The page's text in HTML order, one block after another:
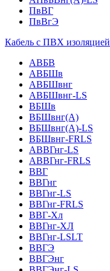
ПвВГ
ПвВгЭ
Кабель с ПВХ изоляцией
АВБВ
АВБШв
АВБШвнг
АВБШвнг-LS
ВБШв
ВБШвнг(A)
ВБШвнг(А)-LS
ВБШвнг-FRLS
АВВГнг-LS
АВВГнг-FRLS
ВВГ
ВВГнг
ВВГнг-LS
ВВГнг-FRLS
ВВГ-Хл
ВВГнг-ХЛ
ВВГнг-LSLT
ВВГЭ
ВВГЭнг